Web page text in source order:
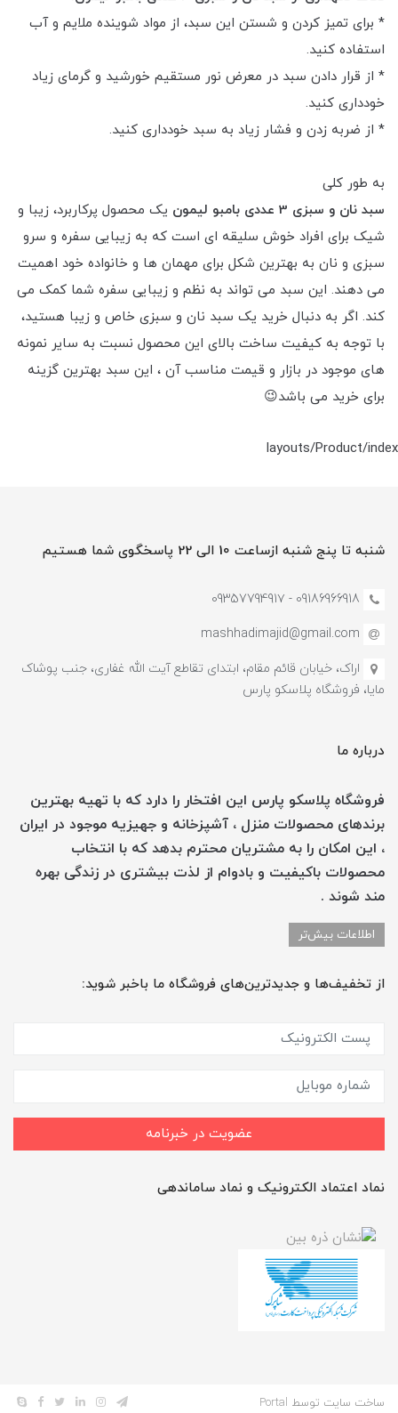
* برای تمیز کردن و شستن این سبد، از مواد شوینده ملایم و آب
استفاده کنید.
* از قرار دادن سبد در معرض نور مستقیم خورشید و گرمای زیاد
خودداری کنید.
* از ضربه زدن و فشار زیاد به سبد خودداری کنید.
به طور کلی
سبد نان و سبزی 3 عددی بامبو لیمون
یک محصول پرکاربرد، زیبا و
شیک برای افراد خوش سلیقه ای است که به زیبایی سفره و سرو
سبزی و نان به بهترین شکل برای مهمان ها و خانواده خود اهمیت
می دهند. این سبد می تواند به نظم و زیبایی سفره شما کمک می
کند. اگر به دنبال خرید یک سبد نان و سبزی خاص و زیبا هستید،
با توجه به کیفیت ساخت بالای این محصول نسبت به سایر نمونه
های موجود در بازار و قیمت مناسب آن ، این سبد بهترین گزینه
برای خرید می باشد😉
layouts/Product/index
شنبه تا پنج شنبه ازساعت 10 الی 22 پاسخگوی شما هستیم
09186966918 - 0935779491۷
mashhadimajid@gmail.com
اراک، خیابان قائم مقام، ابتدای تقاطع آیت الله غفاری، جنب پوشاک
مایا، فروشگاه پلاسکو پارس
درباره ما
فروشگاه پلاسکو پارس این افتخار را دارد که با تهیه بهترین
برندهای محصولات منزل ، آشپزخانه و جهیزیه موجود در ایران
، این امکان را به مشتریان محترم بدهد که با انتخاب
محصولات باکیفیت و بادوام از لذت بیشتری در زندگی بهره
مند شوند .
اطلاعات بیش‌تر
از تخفیف‌ها و جدیدترین‌های فروشگاه ما باخبر شوید:
عضویت در خبرنامه
نماد اعتماد الکترونیک و نماد ساماندهی
ساخت سایت توسط Portal